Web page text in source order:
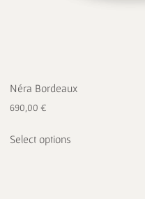
Néra Bordeaux
690,00 €
Select options